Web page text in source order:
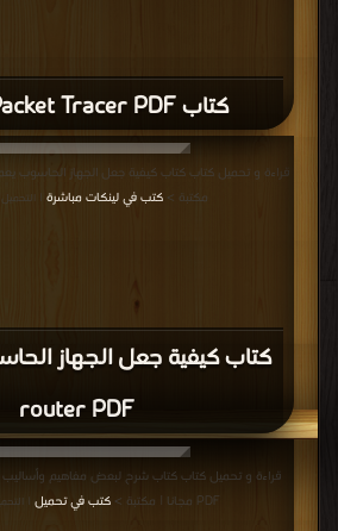
كتاب Cisco Packet Tracer PDF
كتاب كيفية جعل الجهاز
router PDF
مكتبة > كتب في لينكات مباشرة |
قراءة و تحميل كتاب كتاب شرح لبعض مفاهيم وأساليب
PDF مجانا | مكتبة >
كتب في تحميل |